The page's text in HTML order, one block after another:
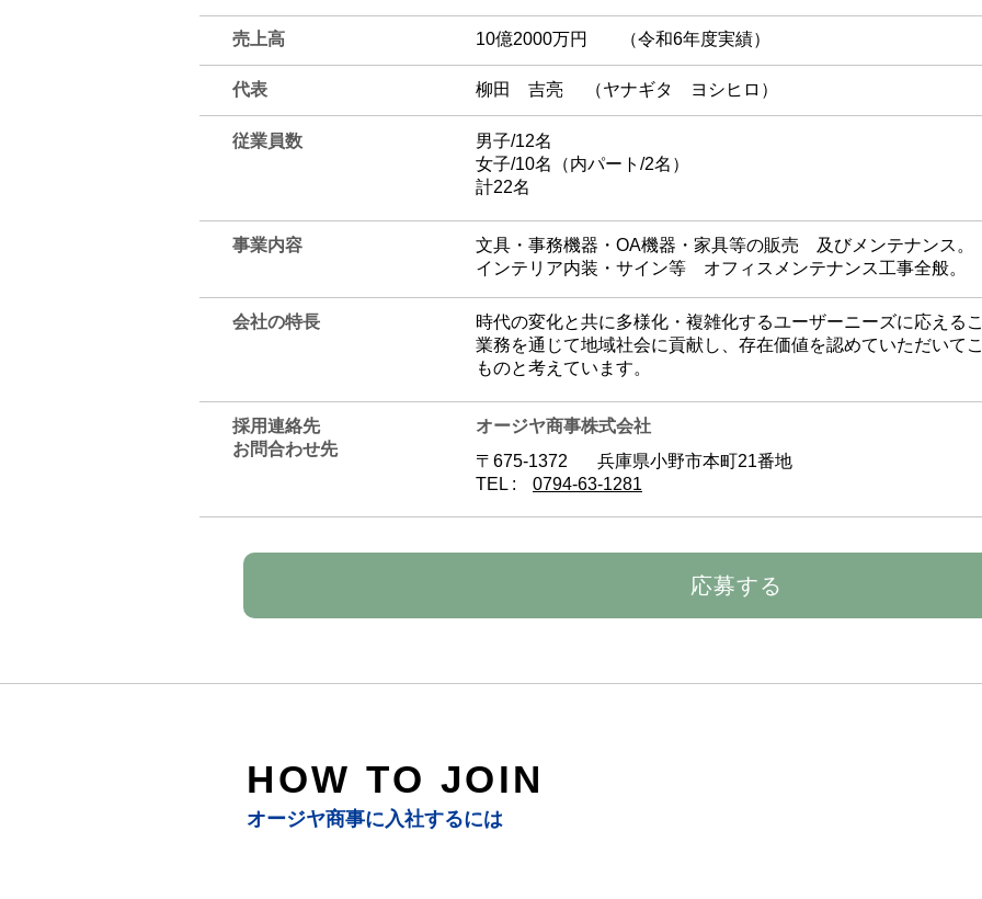
​売上高 10億2000万円 （令和6年度実績）
​代表 柳田 吉亮 （ヤナギタ ヨシヒロ）
従業員数
男子/12名
女子/10名（内パート/2名）
計22名
事業内容
文具・事務機器・OA機器・家具等の販売 及びメンテナンス。
インテリア内装・サイン等 オフィスメンテナンス工事全般。
会社の特長
時代の変化と共に多様化・複雑化するユーザーニーズに応える
業務を通じて地域社会に貢献し、存在価値を認めていただいて
ものと考えています。
採用連絡先
​​お問合わせ先
​オージヤ商事株式会社
〒675-1372
兵庫県小野市本町21番地
TEL :
0794-63-1281
応募する
HOW TO JOIN
オージヤ商事に入社するには